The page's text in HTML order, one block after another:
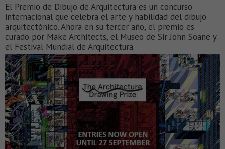
El Premio de Dibujo de Arquitectura es un concurso
internacional que celebra el arte y habilidad del dibujo
arquitectónico. Ahora en su tercer año, el premio es
curado por Make Architects, el Museo de Sir John Soane y
el Festival Mundial de Arquitectura.